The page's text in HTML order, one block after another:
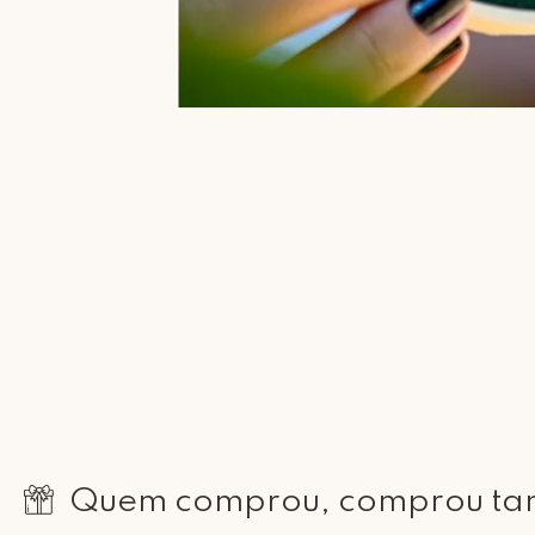
Quem comprou, comprou